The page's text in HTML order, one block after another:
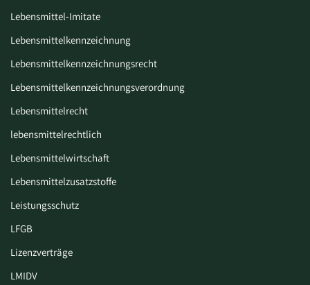
Lebensmittel-Imitate
Lebensmittelkennzeichnung
Lebensmittelkennzeichnungsrecht
Lebensmittelkennzeichnungsverordnung
Lebensmittelrecht
lebensmittelrechtlich
Lebensmittelwirtschaft
Lebensmittelzusatzstoffe
Leistungsschutz
LFGB
Lizenzverträge
LMIDV